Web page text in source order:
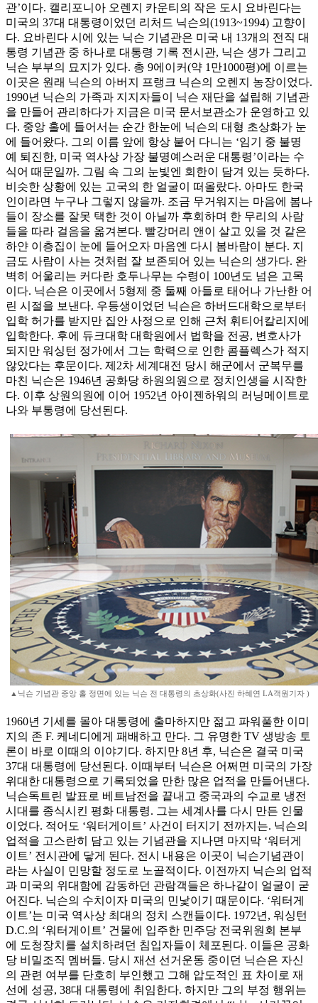
관’이다. 캘리포니아 오렌지 카운티의 작은 도시 요바린다는
미국의 37대 대통령이었던 리처드 닉슨의(1913~1994) 고향이
다. 요바린다 시에 있는 닉슨 기념관은 미국 내 13개의 전직 대
통령 기념관 중 하나로 대통령 기록 전시관, 닉슨 생가 그리고
닉슨 부부의 묘지가 있다. 총 9에이커(약 1만1000평)에 이르는
이곳은 원래 닉슨의 아버지 프랭크 닉슨의 오렌지 농장이었다.
1990년 닉슨의 가족과 지지자들이 닉슨 재단을 설립해 기념관
을 만들어 관리하다가 지금은 미국 문서보관소가 운영하고 있
다. 중앙 홀에 들어서는 순간 한눈에 닉슨의 대형 초상화가 눈
에 들어왔다. 그의 이름 앞에 항상 붙어 다니는 ‘임기 중 불명
예 퇴진한, 미국 역사상 가장 불명예스러운 대통령’이라는 수
식어 때문일까. 그림 속 그의 눈빛엔 회한이 담겨 있는 듯하다.
비슷한 상황에 있는 고국의 한 얼굴이 떠올랐다. 아마도 한국
인이라면 누구나 그렇지 않을까. 조금 무거워지는 마음에 봄나
들이 장소를 잘못 택한 것이 아닐까 후회하며 한 무리의 사람
들을 따라 걸음을 옮겨본다. 빨강머리 앤이 살고 있을 것 같은
하얀 이층집이 눈에 들어오자 마음엔 다시 봄바람이 분다. 지
금도 사람이 사는 것처럼 잘 보존되어 있는 닉슨의 생가다. 완
벽히 어울리는 커다란 호두나무는 수령이 100년도 넘은 고목
이다. 닉슨은 이곳에서 5형제 중 둘째 아들로 태어나 가난한 어
린 시절을 보낸다. 우등생이었던 닉슨은 하버드대학으로부터
입학 허가를 받지만 집안 사정으로 인해 근처 휘티어칼리지에
입학한다. 후에 듀크대학 대학원에서 법학을 전공, 변호사가
되지만 워싱턴 정가에서 그는 학력으로 인한 콤플렉스가 적지
않았다는 후문이다. 제2차 세계대전 당시 해군에서 군복무를
마친 닉슨은 1946년 공화당 하원의원으로 정치인생을 시작한
다. 이후 상원의원에 이어 1952년 아이젠하워의 러닝메이트로
나와 부통령에 당선된다.
▲닉슨 기념관 중앙 홀 정면에 있는 닉슨 전 대통령의 초상화(사진 하혜연 LA객원기자 )
1960년 기세를 몰아 대통령에 출마하지만 젊고 파워풀한 이미
지의 존 F. 케네디에게 패배하고 만다. 그 유명한 TV 생방송 토
론이 바로 이때의 이야기다. 하지만 8년 후, 닉슨은 결국 미국
37대 대통령에 당선된다. 이때부터 닉슨은 어쩌면 미국의 가장
위대한 대통령으로 기록되었을 만한 많은 업적을 만들어낸다.
닉슨독트린 발표로 베트남전을 끝내고 중국과의 수교로 냉전
시대를 종식시킨 평화 대통령. 그는 세계사를 다시 만든 인물
이었다. 적어도 ‘워터게이트’ 사건이 터지기 전까지는. 닉슨의
업적을 고스란히 담고 있는 기념관을 지나면 마지막 ‘워터게
이트’ 전시관에 닿게 된다. 전시 내용은 이곳이 닉슨기념관이
라는 사실이 민망할 정도로 노골적이다. 이전까지 닉슨의 업적
과 미국의 위대함에 감동하던 관람객들은 하나같이 얼굴이 굳
어진다. 닉슨의 수치이자 미국의 민낯이기 때문이다. ‘워터게
이트’는 미국 역사상 최대의 정치 스캔들이다. 1972년, 워싱턴
D.C.의 ‘워터게이트’ 건물에 입주한 민주당 전국위원회 본부
에 도청장치를 설치하려던 침입자들이 체포된다. 이들은 공화
당 비밀조직 멤버들. 당시 재선 선거운동 중이던 닉슨은 자신
의 관련 여부를 단호히 부인했고 그해 압도적인 표 차이로 재
선에 성공, 38대 대통령에 취임한다. 하지만 그의 부정 행위는